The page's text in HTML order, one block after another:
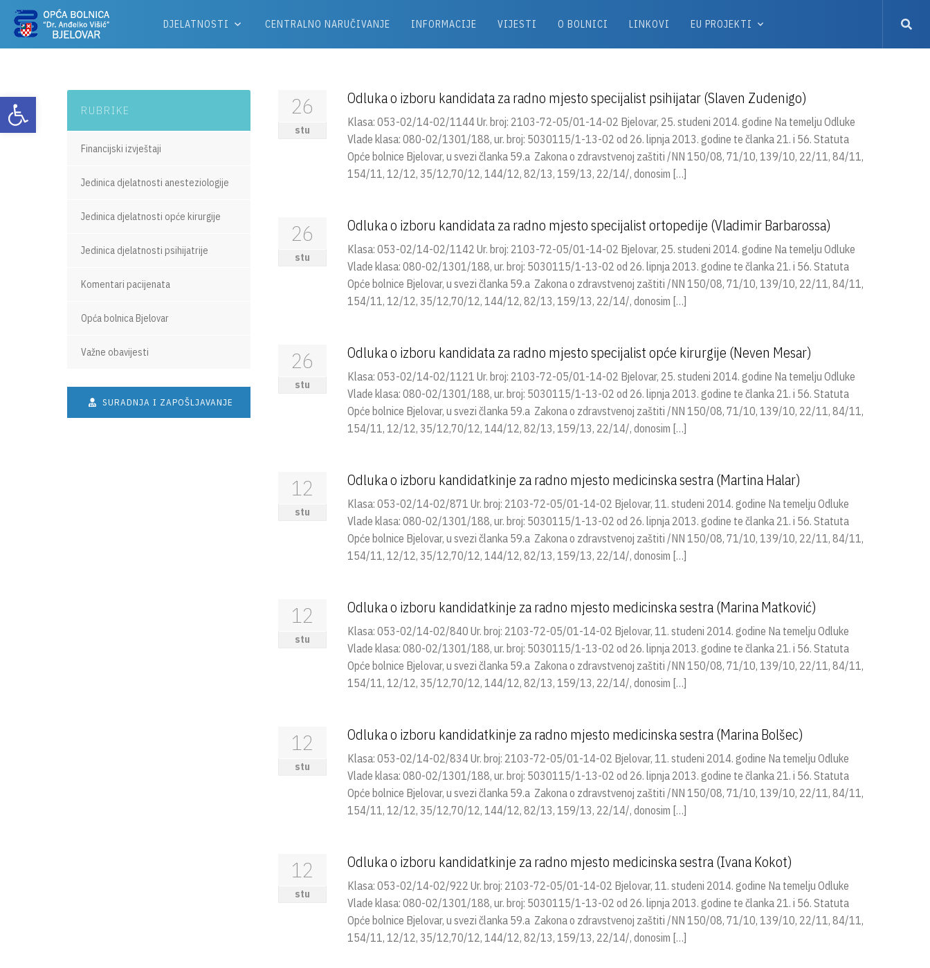
Otvori alatnu traku
DJELATNOSTI CENTRALNO NARUČIVANJE INFORMACIJE VIJESTI O BOLNICI LINKOVI EU PROJEKTI
26
stu
Odluka o izboru kandidata za radno mjesto specijalist psihijatar (Slaven Zudenigo)
Klasa: 053-02/14-02/1144 Ur. broj: 2103-72-05/01-14-02 Bjelovar, 25. studeni 2014. godine Na temelju Odluke
Vlade klasa: 080-02/1301/188, ur. broj: 5030115/1-13-02 od 26. lipnja 2013. godine te članka 21. i 56. Statuta
Opće bolnice Bjelovar, u svezi članka 59.a Zakona o zdravstvenoj zaštiti /NN 150/08, 71/10, 139/10, 22/11, 84/11,
154/11, 12/12, 35/12,70/12, 144/12, 82/13, 159/13, 22/14/, donosim […]
26
stu
Odluka o izboru kandidata za radno mjesto specijalist ortopedije (Vladimir Barbarossa)
Klasa: 053-02/14-02/1142 Ur. broj: 2103-72-05/01-14-02 Bjelovar, 25. studeni 2014. godine Na temelju Odluke
Vlade klasa: 080-02/1301/188, ur. broj: 5030115/1-13-02 od 26. lipnja 2013. godine te članka 21. i 56. Statuta
Opće bolnice Bjelovar, u svezi članka 59.a Zakona o zdravstvenoj zaštiti /NN 150/08, 71/10, 139/10, 22/11, 84/11,
154/11, 12/12, 35/12,70/12, 144/12, 82/13, 159/13, 22/14/, donosim […]
26
stu
Odluka o izboru kandidata za radno mjesto specijalist opće kirurgije (Neven Mesar)
Klasa: 053-02/14-02/1121 Ur. broj: 2103-72-05/01-14-02 Bjelovar, 25. studeni 2014. godine Na temelju Odluke
Vlade klasa: 080-02/1301/188, ur. broj: 5030115/1-13-02 od 26. lipnja 2013. godine te članka 21. i 56. Statuta
Opće bolnice Bjelovar, u svezi članka 59.a Zakona o zdravstvenoj zaštiti /NN 150/08, 71/10, 139/10, 22/11, 84/11,
154/11, 12/12, 35/12,70/12, 144/12, 82/13, 159/13, 22/14/, donosim […]
12
stu
Odluka o izboru kandidatkinje za radno mjesto medicinska sestra (Martina Halar)
Klasa: 053-02/14-02/871 Ur. broj: 2103-72-05/01-14-02 Bjelovar, 11. studeni 2014. godine Na temelju Odluke
Vlade klasa: 080-02/1301/188, ur. broj: 5030115/1-13-02 od 26. lipnja 2013. godine te članka 21. i 56. Statuta
Opće bolnice Bjelovar, u svezi članka 59.a Zakona o zdravstvenoj zaštiti /NN 150/08, 71/10, 139/10, 22/11, 84/11,
154/11, 12/12, 35/12,70/12, 144/12, 82/13, 159/13, 22/14/, donosim […]
12
stu
Odluka o izboru kandidatkinje za radno mjesto medicinska sestra (Marina Matković)
Klasa: 053-02/14-02/840 Ur. broj: 2103-72-05/01-14-02 Bjelovar, 11. studeni 2014. godine Na temelju Odluke
Vlade klasa: 080-02/1301/188, ur. broj: 5030115/1-13-02 od 26. lipnja 2013. godine te članka 21. i 56. Statuta
Opće bolnice Bjelovar, u svezi članka 59.a Zakona o zdravstvenoj zaštiti /NN 150/08, 71/10, 139/10, 22/11, 84/11,
154/11, 12/12, 35/12,70/12, 144/12, 82/13, 159/13, 22/14/, donosim […]
12
stu
Odluka o izboru kandidatkinje za radno mjesto medicinska sestra (Marina Bolšec)
Klasa: 053-02/14-02/834 Ur. broj: 2103-72-05/01-14-02 Bjelovar, 11. studeni 2014. godine Na temelju Odluke
Vlade klasa: 080-02/1301/188, ur. broj: 5030115/1-13-02 od 26. lipnja 2013. godine te članka 21. i 56. Statuta
Opće bolnice Bjelovar, u svezi članka 59.a Zakona o zdravstvenoj zaštiti /NN 150/08, 71/10, 139/10, 22/11, 84/11,
154/11, 12/12, 35/12,70/12, 144/12, 82/13, 159/13, 22/14/, donosim […]
12
stu
Odluka o izboru kandidatkinje za radno mjesto medicinska sestra (Ivana Kokot)
Klasa: 053-02/14-02/922 Ur. broj: 2103-72-05/01-14-02 Bjelovar, 11. studeni 2014. godine Na temelju Odluke
Vlade klasa: 080-02/1301/188, ur. broj: 5030115/1-13-02 od 26. lipnja 2013. godine te članka 21. i 56. Statuta
Opće bolnice Bjelovar, u svezi članka 59.a Zakona o zdravstvenoj zaštiti /NN 150/08, 71/10, 139/10, 22/11, 84/11,
154/11, 12/12, 35/12,70/12, 144/12, 82/13, 159/13, 22/14/, donosim […]
RUBRIKE
Financijski izvještaji
Jedinica djelatnosti anesteziologije
Jedinica djelatnosti opće kirurgije
Jedinica djelatnosti psihijatrije
Komentari pacijenata
Opća bolnica Bjelovar
Važne obavijesti
SURADNJA I ZAPOŠLJAVANJE